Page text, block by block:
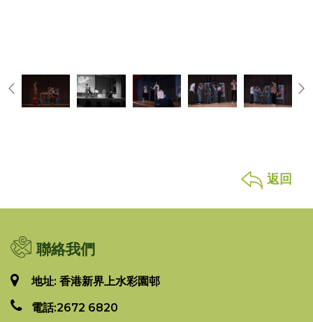
返回
聯絡我們
地址: 香港新界上水彩園邨
電話:2672 6820